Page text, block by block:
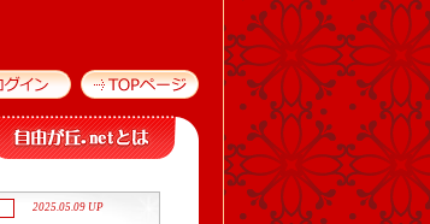
2025.05.09 UP